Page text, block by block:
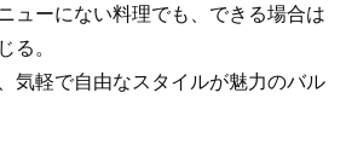
ューにない料理でも、できる場合は
る。
気軽で自由なスタイルが魅力のバル